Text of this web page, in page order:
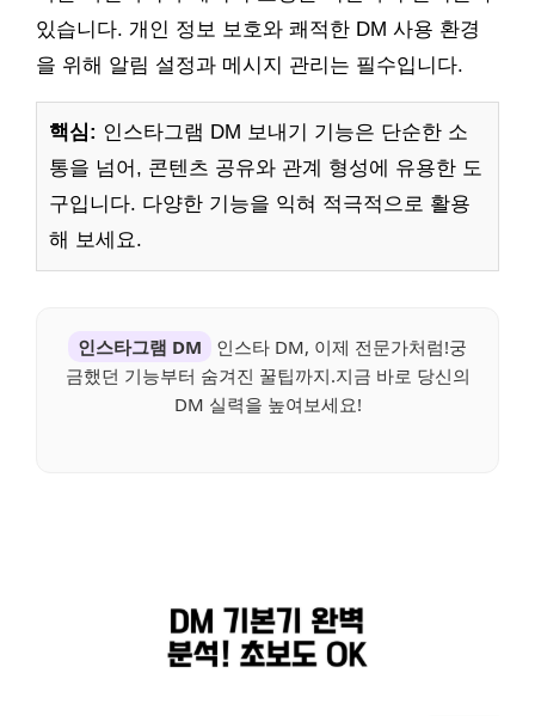
있습니다. 개인 정보 보호와 쾌적한 DM 사용 환경
을 위해 알림 설정과 메시지 관리는 필수입니다.
핵심: 인스타그램 DM 보내기 기능은 단순한 소
통을 넘어, 콘텐츠 공유와 관계 형성에 유용한 도
구입니다. 다양한 기능을 익혀 적극적으로 활용
해 보세요.
인스타그램 DM
인스타 DM, 이제 전문가처럼!궁
금했던 기능부터 숨겨진 꿀팁까지.지금 바로 당신의
DM 실력을 높여보세요!